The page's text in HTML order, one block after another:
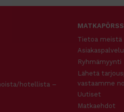
hotellista –
Tietoa meistä
Asiakaspalvelu
Ryhmämyynti
Lähetä
vastaamme
Uutiset
Matkaehdot